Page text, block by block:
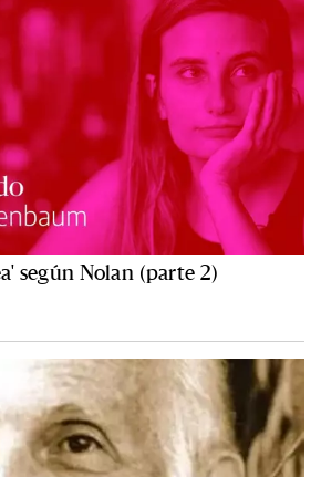
según Nolan (parte 2)